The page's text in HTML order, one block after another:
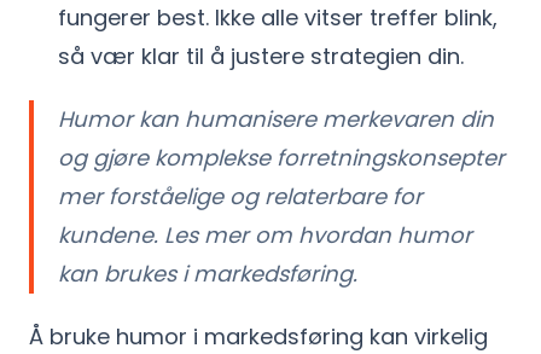
fungerer best. Ikke alle vitser treffer blink,
så vær klar til å justere strategien din.
Humor kan humanisere merkevaren din
og gjøre komplekse forretningskonsepter
mer forståelige og relaterbare for
kundene. Les mer om hvordan humor
kan brukes i markedsføring.
Å bruke humor i markedsføring kan virkelig